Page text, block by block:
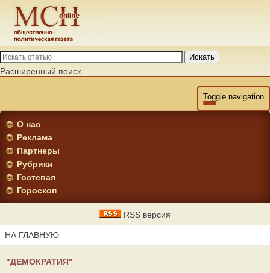
Искать
Расширенный поиск
Toggle navigation
О нас
Реклама
Партнеры
Рубрики
Гостевая
Гороскоп
RSS версия
НА ГЛАВНУЮ
"ДЕМОКРАТИЯ"